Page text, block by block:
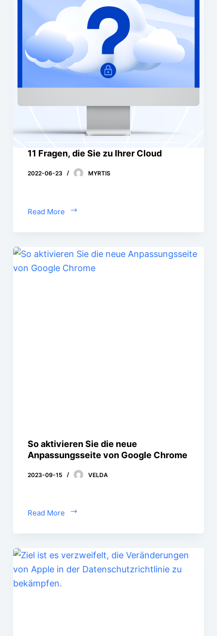
11 Fragen, die Sie zu Ihrer Cloud
2022-06-23 MYRTIS
Read More
So aktivieren Sie die neue
Anpassungsseite von Google Chrome
2023-09-15 VELDA
Read More